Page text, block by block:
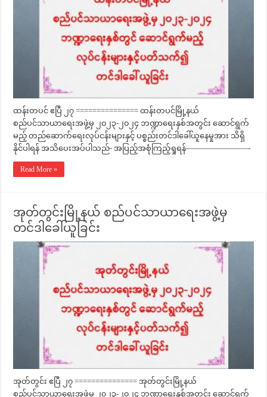
ထန်းတပင် ဧပြီ ၂၇ =============== ထန်းတပင်မြို့နယ်
စည်ပင်သာယာရေးအဖွဲ့မှ ၂၀၂၃-၂၀၂၄ ဘဏ္ဍာရေးနှစ်အတွင်း ဆောင်ရွက်
မည့် တည်ဆောက်ရေးလုပ်ငန်းများနှင့် ပစ္စည်းတင်ဒါခေါ်ယူနေမှုအား သိရှိ
နိုင်ပါရန် အသိပေးအပ်ပါသည်- အပြည့်အစုံကြည့်ရှုရန်————————-
Read More »
အုတ်တွင်းမြို့နယ် စည်ပင်သာယာရေးအဖွဲ့မှ
တင်ဒါခေါ်ယူခြင်း
အုတ်တွင်း ဧပြီ ၂၇ =============== အုတ်တွင်းမြို့နယ်
စည်ပင်သာယာရေးအဖွဲ့မှ ၂၀၂၃-၂၀၂၄ ဘဏ္ဍာရေးနှစ်အတွင်း ဆောင်ရွက်